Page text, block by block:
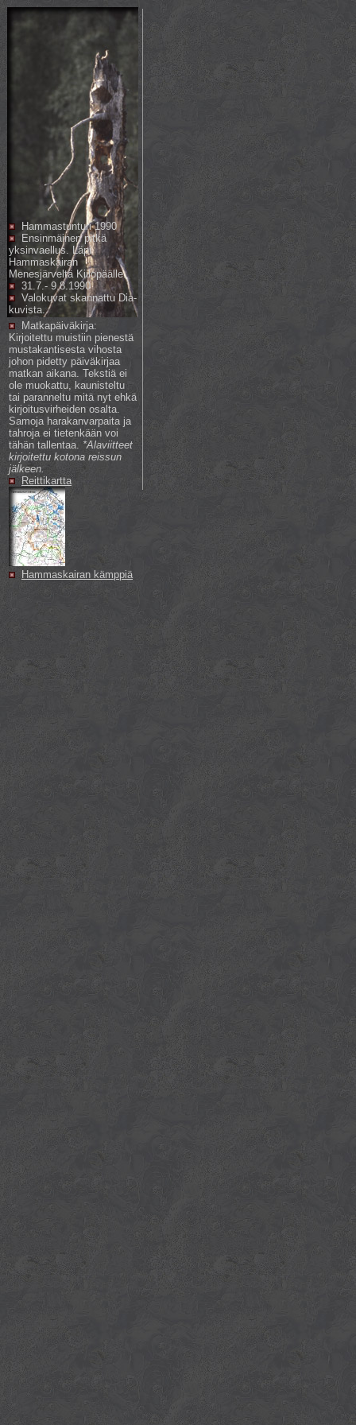
Hammastunturi 1990
Ensinmäinen pitkä
yksinvaellus. Läpi
Hammaskairan
Menesjärveltä Kiilopäälle.
31.7.- 9.8.1990
Valokuvat skannattu Dia-
kuvista.
Matkapäiväkirja:
Kirjoitettu muistiin pienestä
mustakantisesta vihosta
johon pidetty päiväkirjaa
matkan aikana. Tekstiä ei
ole muokattu, kaunisteltu
tai paranneltu mitä nyt ehkä
kirjoitusvirheiden osalta.
Samoja harakanvarpaita ja
tahroja ei tietenkään voi
tähän tallentaa. *Alaviitteet
kirjoitettu kotona reissun
jälkeen.
Reittikartta
Hammaskairan kämppiä